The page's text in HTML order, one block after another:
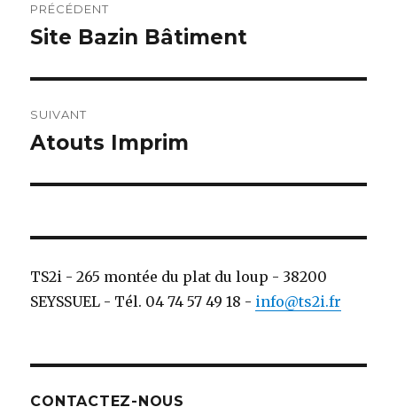
de
PRÉCÉDENT
Publication
Site Bazin Bâtiment
SUIVANT
Publication
Atouts Imprim
TS2i - 265 montée du plat du loup - 38200
SEYSSUEL - Tél. 04 74 57 49 18 - info@ts2i.fr
CONTACTEZ-NOUS